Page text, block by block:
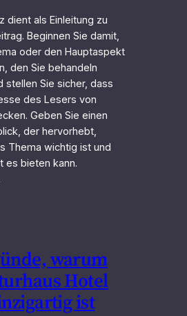
dient als Einleitung zu
Beginnen Sie damit,
oder den Hauptaspekt
den Sie behandeln
stellen Sie sicher, dass
des Lesers von
Geben Sie einen
der hervorhebt,
Thema wichtig ist und
es bieten kann.
warum
Hotel
ist